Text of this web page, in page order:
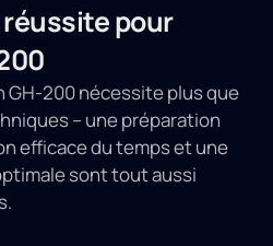
pour
200 nécessite plus que
– une préparation
efficace du temps et une
sont tout aussi